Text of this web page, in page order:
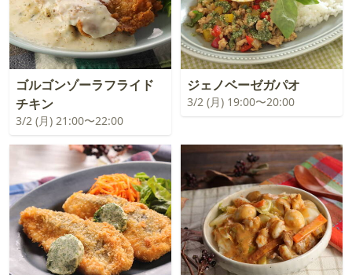
ゴルゴンゾーラフライド
チキン
3/2 (月) 21:00〜22:00
ジェノベーゼガパオ
3/2 (月) 19:00〜20:00